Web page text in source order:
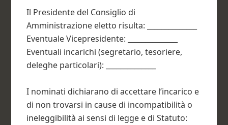
Il Presidente del Consiglio di
Amministrazione eletto risulta: ______________
Eventuale Vicepresidente: ______________
Eventuali incarichi (segretario, tesoriere,
deleghe particolari): ______________
I nominati dichiarano di accettare l’incarico e
di non trovarsi in cause di incompatibilità o
ineleggibilità ai sensi di legge e di Statuto: